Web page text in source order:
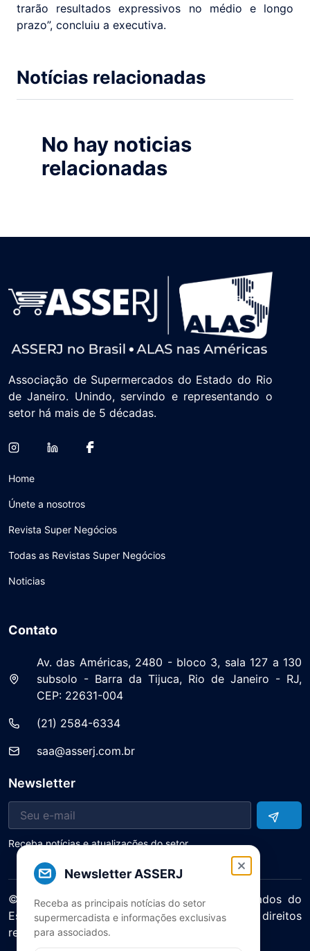
trarão resultados expressivos no médio e longo
prazo”, concluiu a executiva.
Notícias relacionadas
No hay noticias
relacionadas
Newsletter ASSERJ
Receba as principais notícias do setor
supermercadista e informações exclusivas
para associados.
Associação de Supermercados do Estado do Rio
de Janeiro. Unindo, servindo e representando o
setor há mais de 5 décadas.
Home
Únete a nosotros
Revista Super Negócios
Todas as Revistas Super Negócios
Noticias
Contato
Av. das Américas, 2480 - bloco 3, sala 127 a 130
subsolo - Barra da Tijuca, Rio de Janeiro - RJ,
CEP: 22631-004
(21) 2584-6334
saa@asserj.com.br
Newsletter
Receba notícias e atualizações do setor
© 2025 ASERJ – Associação de Supermercados do
Estado do Rio de Janeiro. Todos os direitos
reservados.